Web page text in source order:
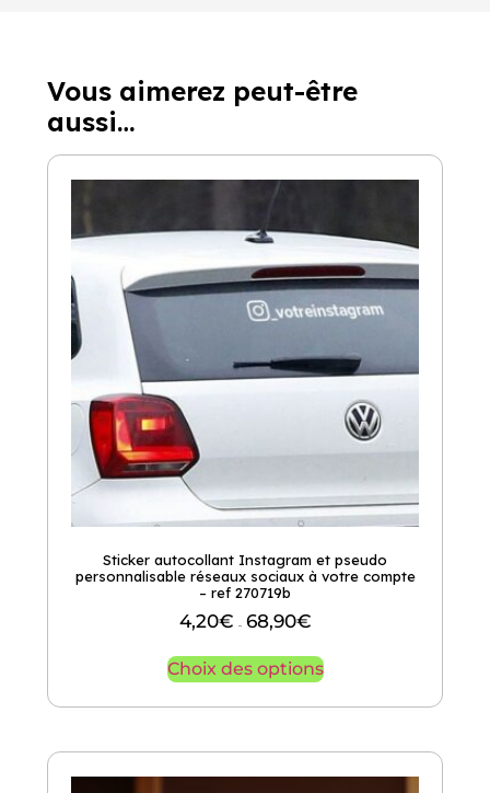
Vous aimerez peut-être
aussi…
Sticker autocollant Instagram et pseudo
personnalisable réseaux sociaux à votre compte
– ref 270719b
4,20€ – 68,90€
Choix des options